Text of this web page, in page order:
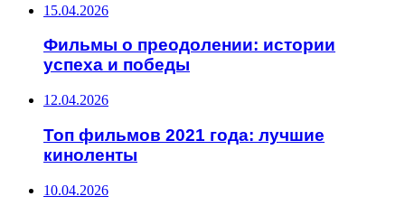
15.04.2026
Фильмы о преодолении: истории
успеха и победы
12.04.2026
Топ фильмов 2021 года: лучшие
киноленты
10.04.2026